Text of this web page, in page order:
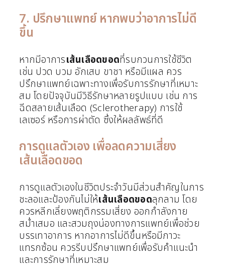
7. ปรึกษาแพทย์ หากพบว่าอาการไม่ดี
ขึ้น
หากมีอาการเส้นเลือดขอดที่รบกวนการใช้ชีวิต
เช่น ปวด บวม อักเสบ ขาชา หรือมีแผล ควร
ปรึกษาแพทย์เฉพาะทางเพื่อรับการรักษาที่เหมาะ
สม โดยปัจจุบันมีวิธีรักษาหลายรูปแบบ เช่น การ
ฉีดสลายเส้นเลือด (Sclerotherapy) การใช้
เลเซอร์ หรือการผ่าตัด ซึ่งให้ผลลัพธ์ที่ดี
การดูแลตัวเอง เพื่อลดความเสี่ยง
เส้นเลือดขอด
การดูแลตัวเองในชีวิตประจำวันมีส่วนสำคัญในการ
ชะลอและป้องกันไม่ให้เส้นเลือดขอดลุกลาม โดย
ควรหลีกเลี่ยงพฤติกรรมเสี่ยง ออกกำลังกาย
สม่ำเสมอ และสวมถุงน่องทางการแพทย์เพื่อช่วย
บรรเทาอาการ หากอาการไม่ดีขึ้นหรือมีภาวะ
แทรกซ้อน ควรรีบปรึกษาแพทย์เพื่อรับคำแนะนำ
และการรักษาที่เหมาะสม